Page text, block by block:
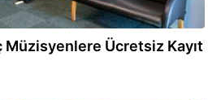
Müzisyenlere Ücretsiz Kayıt